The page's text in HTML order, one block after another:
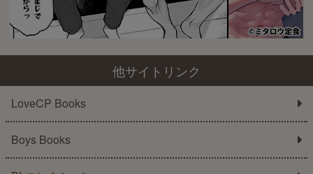
他サイトリンク
LoveCP Books
Boys Books